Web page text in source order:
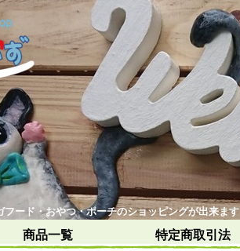
ード・おやつ・ポーチのショッピングが出来ます
商品一覧 特定商取引法